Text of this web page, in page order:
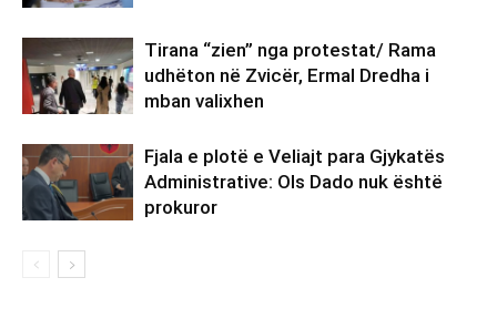
Tirana “zien” nga protestat/ Rama
udhëton në Zvicër, Ermal Dredha i
mban valixhen
Fjala e plotë e Veliajt para Gjykatës
Administrative: Ols Dado nuk është
prokuror